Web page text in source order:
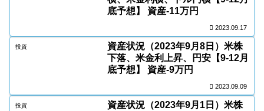
底予想】 資産-11万円
2023.09.17
投資
資産状況（2023年9月8日）米株
下落、米金利上昇、円安【9-12月
底予想】 資産-9万円
2023.09.09
投資
資産状況（2023年9月1日）米株